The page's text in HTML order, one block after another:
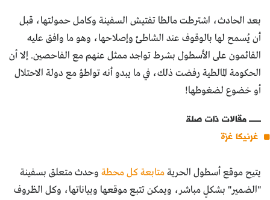
بعد الحادث، اشترطت مالطا تفتيش السفينة وكامل حمولتها، قبل
أن يُسمح لها بالوقوف عند الشاطئ وإصلاحها، وهو ما وافق عليه
القائمون على الأسطول بشرط تواجد ممثل عنهم مع الفاحصين. إلا أن
الحكومة المالطية رفضت ذلك، في ما يبدو أنه تواطؤ مع دولة الاحتلال
أو خضوع لضغوطها!
مقالات ذات صلة
غرنيكا غزة
يتيح موقع أسطول الحريةمتابعة كل محطة وحدث متعلق بسفينة
"الضمير" بشكلٍ مباشر، ويمكن تتبع موقعها وبياناتها، وكل الظروف